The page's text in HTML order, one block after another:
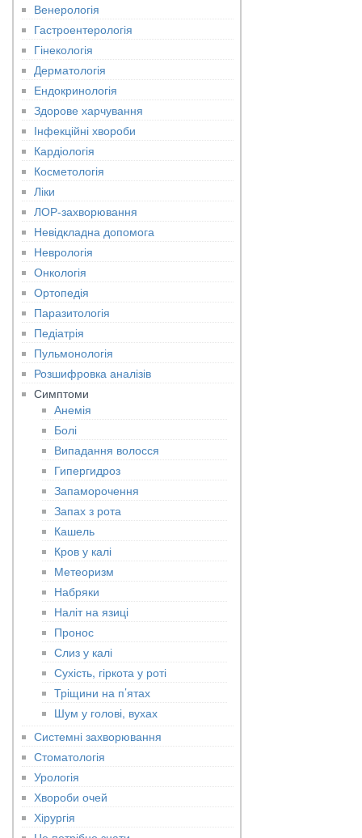
Венерологія
Гастроентерологія
Гінекологія
Дерматологія
Ендокринологія
Здорове харчування
Інфекційні хвороби
Кардіологія
Косметологія
Ліки
ЛОР-захворювання
Невідкладна допомога
Неврологія
Онкологія
Ортопедія
Паразитологія
Педіатрія
Пульмонологія
Розшифровка аналізів
Симптоми
Анемія
Болі
Випадання волосся
Гипергидроз
Запаморочення
Запах з рота
Кашель
Кров у калі
Метеоризм
Набряки
Наліт на язиці
Пронос
Слиз у калі
Сухість, гіркота у роті
Тріщини на п’ятах
Шум у голові, вухах
Системні захворювання
Стоматологія
Урологія
Хвороби очей
Хірургія